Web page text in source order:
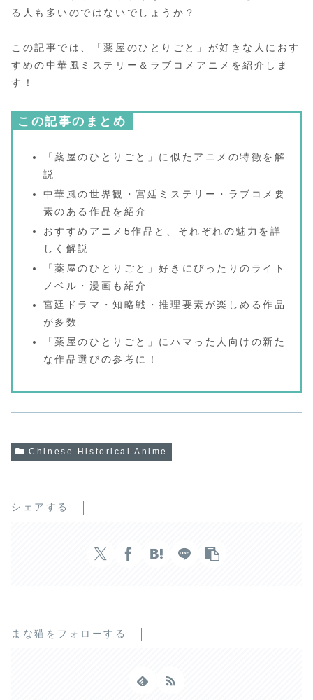
る人も多いのではないでしょうか？
この記事では、「薬屋のひとりごと」が好きな人におす
すめの中華風ミステリー＆ラブコメアニメを紹介しま
す！
この記事のまとめ
「薬屋のひとりごと」に似たアニメの特徴を解
説
中華風の世界観・宮廷ミステリー・ラブコメ要
素のある作品を紹介
おすすめアニメ5作品と、それぞれの魅力を詳
しく解説
「薬屋のひとりごと」好きにぴったりのライト
ノベル・漫画も紹介
宮廷ドラマ・知略戦・推理要素が楽しめる作品
が多数
「薬屋のひとりごと」にハマった人向けの新た
な作品選びの参考に！
Chinese Historical Anime
シェアする
まな猫をフォローする